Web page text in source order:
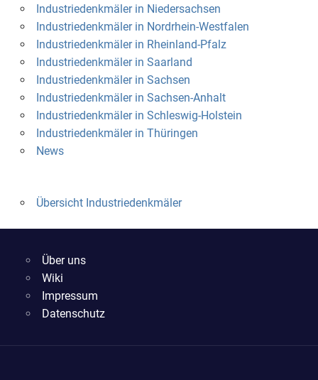
Industriedenkmäler in Niedersachsen
Industriedenkmäler in Nordrhein-Westfalen
Industriedenkmäler in Rheinland-Pfalz
Industriedenkmäler in Saarland
Industriedenkmäler in Sachsen
Industriedenkmäler in Sachsen-Anhalt
Industriedenkmäler in Schleswig-Holstein
Industriedenkmäler in Thüringen
News
Übersicht Industriedenkmäler
Über uns
Wiki
Impressum
Datenschutz